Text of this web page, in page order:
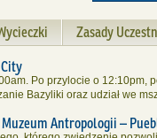
Zasady
Po przylocie o
Bazyliki oraz udział we
Antropologii –